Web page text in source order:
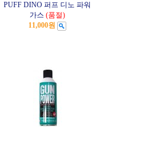
PUFF DINO 퍼프 디노 파워
가스 (품절)
11,000원